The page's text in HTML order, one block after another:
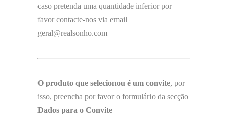
caso pretenda uma quantidade inferior por
favor contacte-nos via email
geral@realsonho.com
O produto que selecionou é um convite, por
isso, preencha por favor o formulário da secção
Dados para o Convite